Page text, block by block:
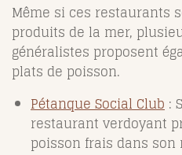
Même si ces restaurants
produits de la mer,
généralistes proposent
plats de poisson.
Pétanque Social Club :
restaurant verdoyant
poisson frais dans